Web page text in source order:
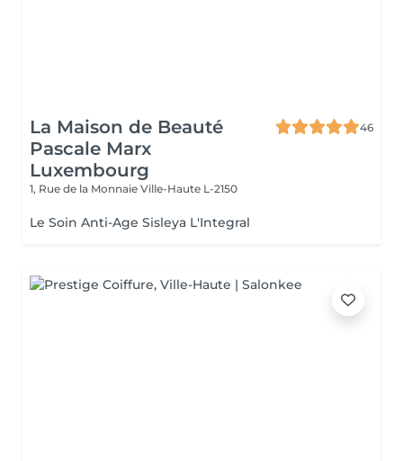
La Maison de Beauté
Pascale Marx
Luxembourg
46
1, Rue de la Monnaie Ville-Haute L-2150
Le Soin Anti-Age Sisleya L'Integral